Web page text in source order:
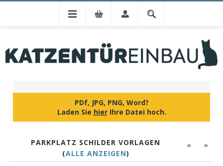
PDf, JPG, PNG, Word?
Laden Sie hierIhre Datei hoch.
« »
PARKPLATZ SCHILDER VORLAGEN
(ALLE ANZEIGEN)